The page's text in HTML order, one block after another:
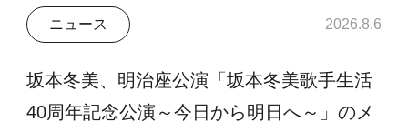
ニュース 2026.8.6
坂本冬美、明治座公演「坂本冬美歌手生活
40周年記念公演～今日から明日へ～」のメ